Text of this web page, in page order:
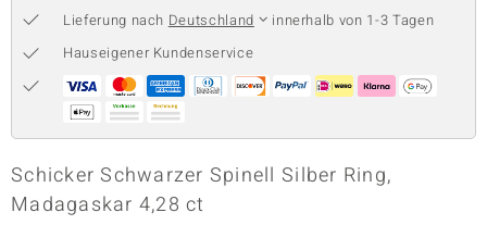
Collection
Lieferung nach Deutschland
innerhalb von 1-3 Tagen
Hauseigener Kundenservice
Schicker Schwarzer Spinell Silber Ring,
Madagaskar 4,28 ct